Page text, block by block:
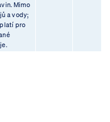
Mimo
a vody;
pro